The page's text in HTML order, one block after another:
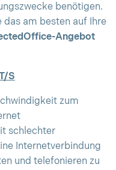
benötigen.
das am besten auf Ihre
Angebot
S
zum
schlechter
Internetverbindung
und telefonieren zu